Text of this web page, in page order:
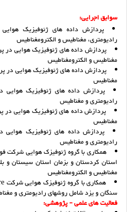
سوابق اجرایی:
پردازش داده های ژئوفیزیک
رادیومتری، مغناطیس و الکترومغناطیس
پردازش داده های ژئوفیزیک هوایی در
مغناطیس و الکترومغناطیس
پردازش داده های ژئوفیزیک هوایی در
مغناطیس
پردازش داده های ژئوفیزیک هوایی
رادیومتری و مغناطیس
پردازش داده های ژئوفیزیک هوایی در
مغناطیس
پردازش داده های ژئوفیزیک هوایی
رادیومتری و مغناطیس
همکاری با گروه ژئوفیزک هوایی شرکت
استان کردستان و بزمان استان سیستان و
مغناطیس و الکترومغناطیس
سنگان و یزد شامل روشهای رادیومتری و
فعالیت های علمی - پژوهشی: